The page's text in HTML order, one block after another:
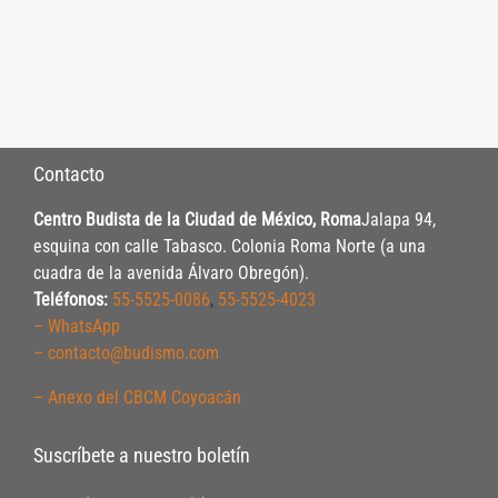
Contacto
Centro Budista de la Ciudad de México, RomaJalapa 94,
esquina con calle Tabasco. Colonia Roma Norte (a una
cuadra de la avenida Álvaro Obregón).
Teléfonos: 55-5525-0086, 55-5525-4023
– WhatsApp
– contacto@budismo.com
– Anexo del CBCM Coyoacán
Suscríbete a nuestro boletín